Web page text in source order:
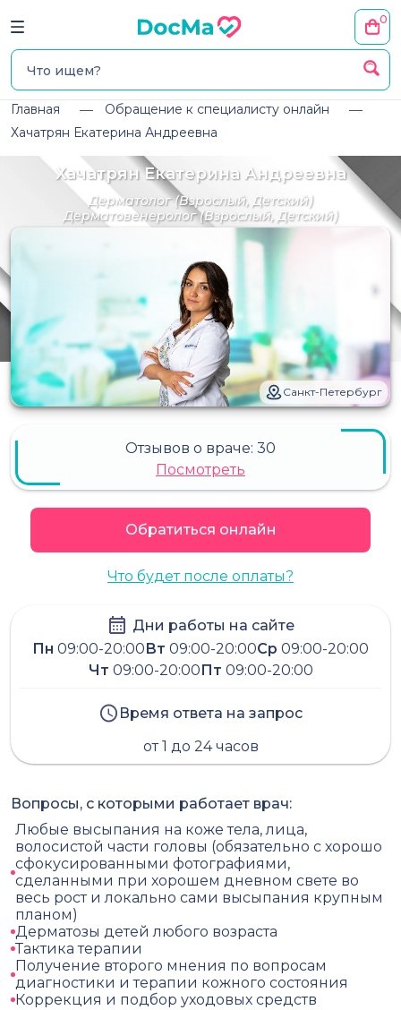
0
Главная
Обращение к специалисту онлайн
Хачатрян Екатерина Андреевна
Хачатрян Екатерина Андреевна
Дерматолог(Взрослый, Детский)
Дерматовенеролог(Взрослый, Детский)
Санкт-Петербург
Отзывов о враче: 30
Посмотреть
Обратиться онлайн
Что будет после оплаты?
Дни работы на сайте
Пн 09:00-20:00 Вт 09:00-20:00Ср 09:00-20:00
Чт 09:00-20:00 Пт 09:00-20:00
Время ответа на запрос
от 1 до 24 часов
Вопросы, с которыми работает врач:
Любые высыпания на коже тела, лица,
волосистой части головы (обязательно с хорошо
сфокусированными фотографиями,
сделанными при хорошем дневном свете во
весь рост и локально сами высыпания крупным
планом)
Дерматозы детей любого возраста
Тактика терапии
Получение второго мнения по вопросам
диагностики и терапии кожного состояния
Коррекция и подбор уходовых средств